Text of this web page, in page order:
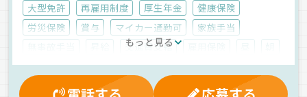
大型免許 再雇用制度 厚生年金
健康保険
労災保険
賞与 マイカー通勤可
家族手当
交通費支給
夕方
地場 拠点多数 工業製品 正社員
もっと見る